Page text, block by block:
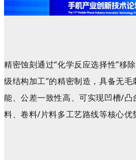
精密蚀刻通过“化学反应选择性”移
级结构加工”的精密制造 ，具备无
能、公差一致性高、可实现凹槽/凸
料、卷料/片料多工艺路线等核心优